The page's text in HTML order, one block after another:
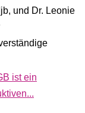
und Dr. Leonie
ist ein